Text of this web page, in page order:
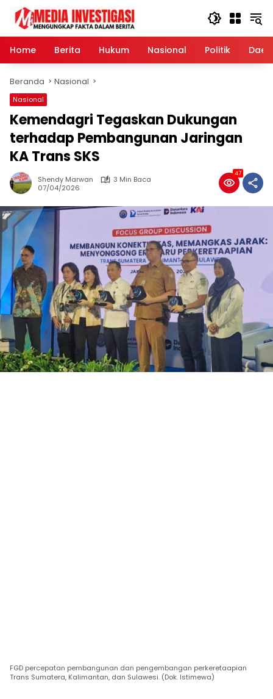
Langsung
konten
Home
Berita Hukum Nasional Politik
Beranda Nasional
Nasional
Kemendagri Tegaskan Dukungan
terhadap Pembangunan Jaringan
KA Trans SKS
Shendy Marwan
3 Min Baca
07/04/2026
47
FGD percepatan pembangunan dan pengembangan perkeretaapian
Trans Sumatera, Kalimantan, dan Sulawesi. (Dok. Istimewa)